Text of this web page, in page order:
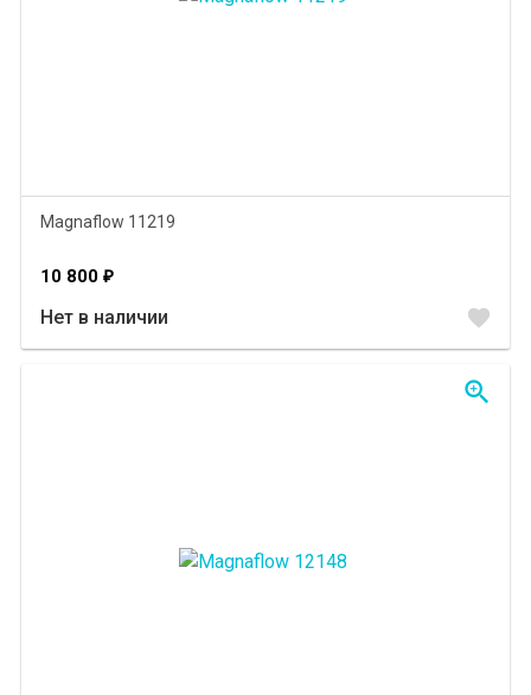
Magnaflow 11219
10 800 ₽
Нет в наличии favorite
zoom_in